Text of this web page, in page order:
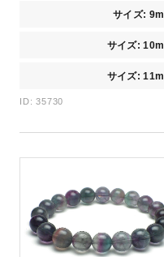
サイズ:
サイズ:
サイズ:
ID: 35730